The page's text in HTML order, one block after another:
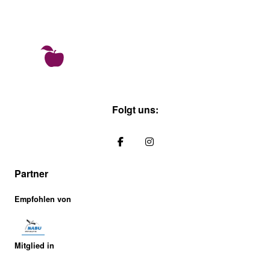
Folgt uns:
Partner
Empfohlen von
Mitglied in